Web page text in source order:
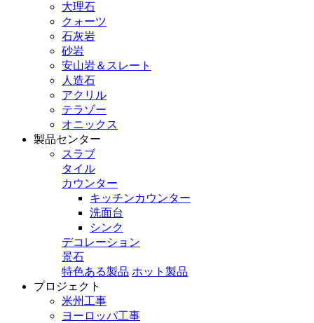
大理石
クォーツ
石灰岩
砂岩
安山岩＆スレート
人造石
アクリル
テラゾー
オニックス
製品センター
スラブ
タイル
カウンター
キッチンカウンター
洗面台
シンク
デコレーション
景石
特色ある製品 ホット製品
プロジェクト
米州工事
ヨーロッパ工事